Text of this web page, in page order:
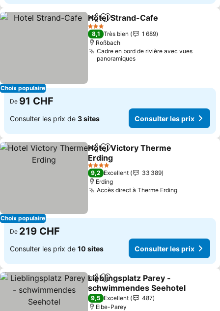
Choix populaire
PartagerAjouter à mes favoris
Hotel Strand-Cafe
3 Étoiles
8,1 Très bien
1 689
Roßbach
Cadre en bord de rivière avec vues
panoramiques
De 91 CHF
Consulter les prix de 3 sites Consulter les prix
Choix populaire
PartagerAjouter à mes favoris
Hotel Victory Therme
Erding
Consulter les prix
4 Étoiles
9,2 Excellent
33 389
Erding
Accès direct à Therme ErdingConsulter
De 219 CHF
Consulter les prix de 10 sites Consulter les prix
PartagerAjouter à mes favoris
Lieblingsplatz Parey -
schwimmendes Seehotel
Consulter les prix
9,5 Excellent
487
Elbe-Parey